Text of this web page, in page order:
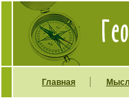
Главная